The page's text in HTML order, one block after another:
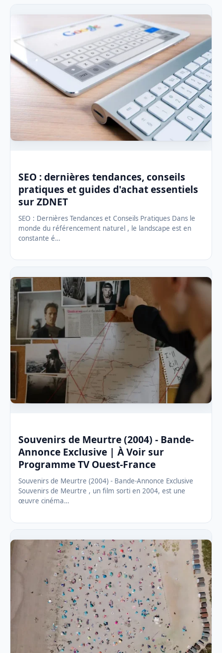
SEO : dernières tendances, conseils
pratiques et guides d'achat essentiels
sur ZDNET
SEO : Dernières Tendances et Conseils Pratiques Dans le
monde du référencement naturel , le landscape est en
constante é…
Souvenirs de Meurtre (2004) - Bande-
Annonce Exclusive | À Voir sur
Programme TV Ouest-France
Souvenirs de Meurtre (2004) - Bande-Annonce Exclusive
Souvenirs de Meurtre , un film sorti en 2004, est une
œuvre cinéma…